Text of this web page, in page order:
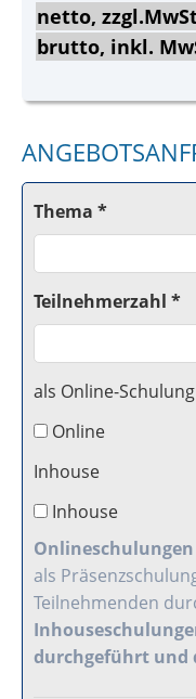
netto,
brutto, inkl.
Thema *
Teilnehmerzahl *
als Online-Schulung
Online
Inhouse
Inhouse
Onlineschulungen
als
Teilnehmenden
durchgeführt und